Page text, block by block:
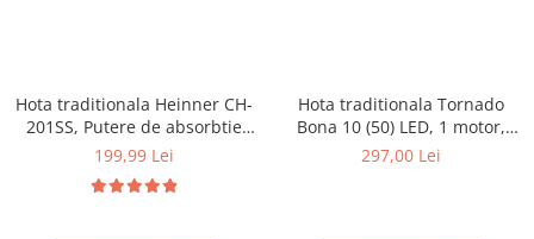
Hota traditionala Heinner CH-
201SS, Putere de absorbtie
209 mc/h, 1 motor, Inox
199,99 Lei
Hota traditionala Tornado
Bona 10 (50) LED, 1 motor,
latime 50 cm, absorbtie 380
297,00 Lei